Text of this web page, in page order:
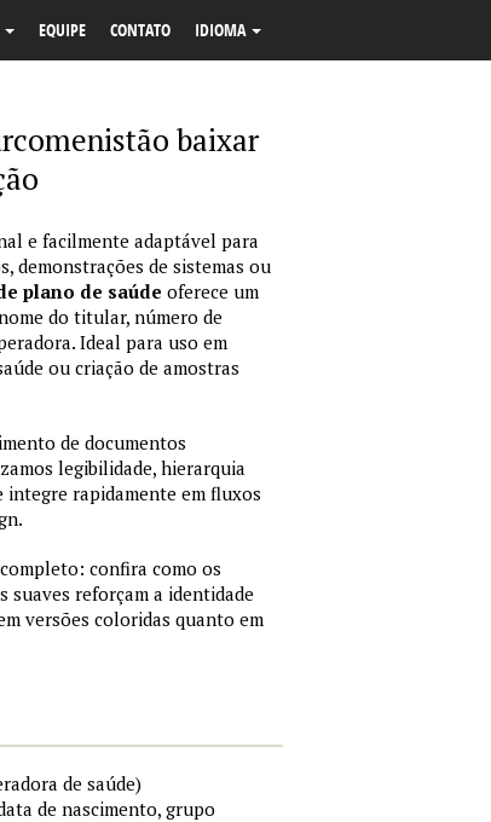
EQUIPE CONTATO IDIOMA
baixar
e facilmente adaptável para
demonstrações de sistemas ou
plano de saúde oferece um
do titular, número de
Ideal para uso em
ou criação de amostras
de documentos
legibilidade, hierarquia
rapidamente em fluxos
confira como os
suaves reforçam a identidade
versões coloridas quanto em
de saúde)
de nascimento, grupo